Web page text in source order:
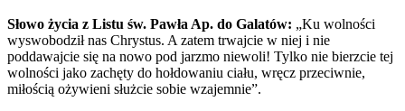
Słowo życia z Listu św. Pawła Ap. do Galatów: „Ku wolności
wyswobodził nas Chrystus. A zatem trwajcie w niej i nie
poddawajcie się na nowo pod jarzmo niewoli! Tylko nie bierzcie tej
wolności jako zachęty do hołdowaniu ciału, wręcz przeciwnie,
miłością ożywieni służcie sobie wzajemnie”.